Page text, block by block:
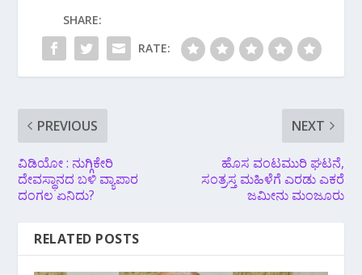
SHARE:
RATE:
PREVIOUS
ವಿಡಿಯೋ : ನುಗ್ಗಿಕೇರಿ
ದೇವಸ್ಥಾನದ ಬಳಿ ವ್ಯಾಪಾರ
ದಂಗಲ ಏನಿದು?
NEXT
ಹೊಸ ವಂಟಮುರಿ ಘಟನೆ,
ಸಂತ್ರಸ್ತ ಮಹಿಳೆಗೆ ಎರಡು ಎಕರೆ
ಜಮೀನು ಮಂಜೂರು
RELATED POSTS